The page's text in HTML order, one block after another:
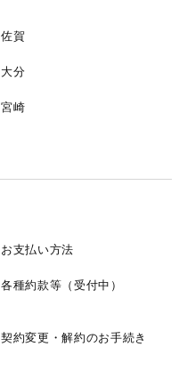
佐賀
大分
宮崎
お支払い方法
各種約款等（受付中）
契約変更・解約のお手続き